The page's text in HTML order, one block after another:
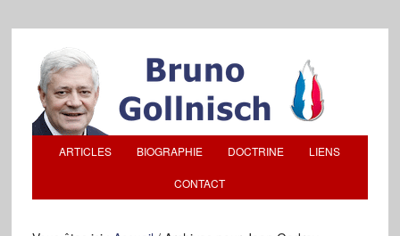
ARTICLES BIOGRAPHIE DOCTRINE LIENS
CONTACT